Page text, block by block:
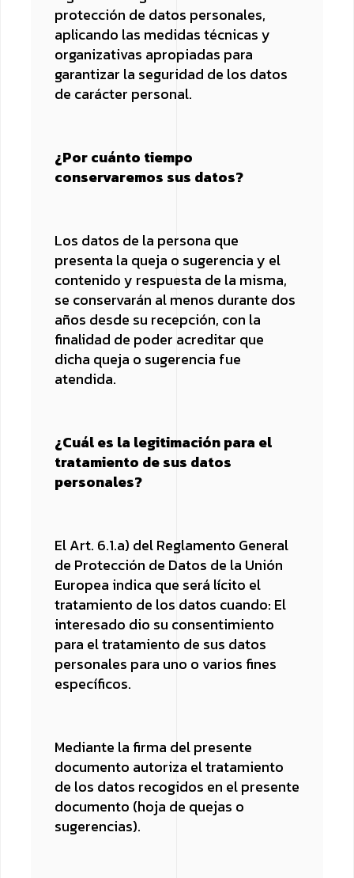
protección de datos personales,
aplicando las medidas técnicas y
organizativas apropiadas para
garantizar la seguridad de los datos
de carácter personal.
¿Por cuánto tiempo
conservaremos sus datos?
Los datos de la persona que
presenta la queja o sugerencia y el
contenido y respuesta de la misma,
se conservarán al menos durante dos
años desde su recepción, con la
finalidad de poder acreditar que
dicha queja o sugerencia fue
atendida.
¿Cuál es la legitimación para el
tratamiento de sus datos
personales?
El Art. 6.1.a) del Reglamento General
de Protección de Datos de la Unión
Europea indica que será lícito el
tratamiento de los datos cuando: El
interesado dio su consentimiento
para el tratamiento de sus datos
personales para uno o varios fines
específicos.
Mediante la firma del presente
documento autoriza el tratamiento
de los datos recogidos en el presente
documento (hoja de quejas o
sugerencias).